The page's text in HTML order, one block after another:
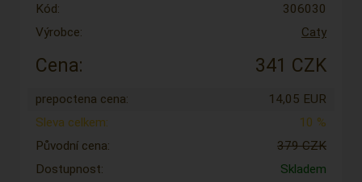
Kód:
306030
Výrobce:
Caty
Cena: 341 CZK
prepoctena cena:
14,05 EUR
Sleva celkem:
10 %
Původní cena:
379 CZK
Dostupnost:
Skladem